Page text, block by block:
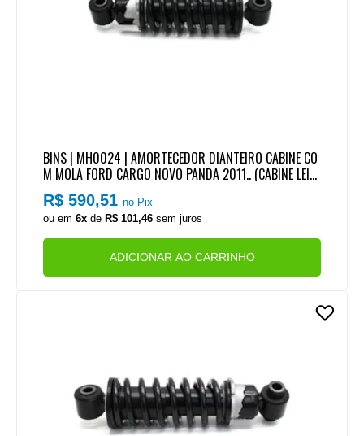
BINS | MH0024 | AMORTECEDOR DIANTEIRO CABINE CO
M MOLA FORD CARGO NOVO PANDA 2011.. (CABINE LEIT
O)
R$ 590,51no Pix
ou em6x de R$ 101,46 sem juros
ADICIONAR AO CARRINHO